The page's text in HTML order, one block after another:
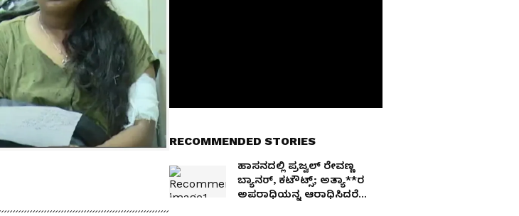
RECOMMENDED STORIES
ಹಾಸನದಲ್ಲಿ ಪ್ರಜ್ವಲ್ ರೇವಣ್ಣ
ಬ್ಯಾನರ್, ಕಟೌಟ್ಸ್; ಅತ್ಯಾ**ರ
ಅಪರಾಧಿಯನ್ನ ಆರಾಧಿಸಿದರೆ